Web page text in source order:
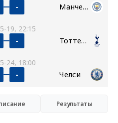
- Манчестер Сити
19, 22:15
- Тоттенхэм
24, 18:00
- Челси
Результаты